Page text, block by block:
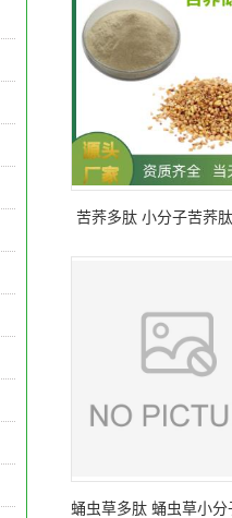
苦荞多肽 小分子苦荞
蛹虫草多肽 蛹虫草小分